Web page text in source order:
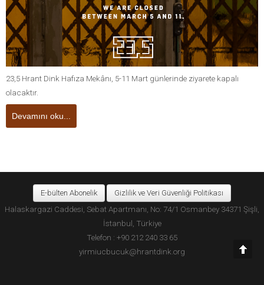
23,5 Hrant Dink Hafıza Mekânı, 5-11 Mart günlerinde ziyarete kapalı
olacaktır.
Devamını oku...
E-bülten Abonelik Gizlilik ve Veri Güvenliği Politikası
Halaskargazi Caddesi, Sebat Apartmanı, No: 74/1 Osmanbey 34371 Şişli,
İstanbul, Türkiye
Telefon : +90 212 240 33 65
yirmiucbucuk@hrantdink.org